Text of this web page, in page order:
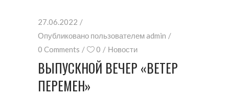
27.06.2022
Опубликовано пользователемadmin
0 Comments
0 Новости
ВЫПУСКНОЙ ВЕЧЕР «ВЕТЕР
ПЕРЕМЕН»